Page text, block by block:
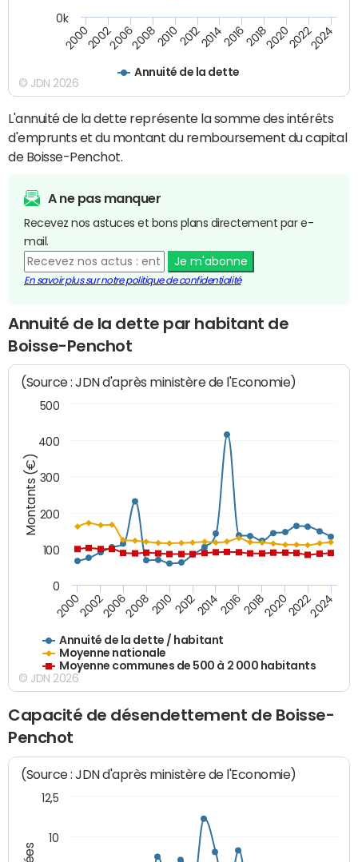
Annuité de la dette
200020022006200820102012201420162018202020222024
0k
© JDN 2026
L'annuité de la dette représente la somme des intérêts
d'emprunts et du montant du remboursement du capital
de Boisse-Penchot.
A ne pas manquer
Recevez nos astuces et bons plans directement par e-
mail.
Je m'abonne
En savoir plus sur notre politique de confidentialité
Annuité de la dette par habitant de
Boisse-Penchot
Montants (€)
(Source : JDN d'après ministère de l'Economie)
Annuité de la dette / habitant
Moyenne nationale
Moyenne communes de 500 à 2 000 habitants
200020022006200820102012201420162018202020222024
0
100
200
300
400
500
© JDN 2026
Capacité de désendettement de Boisse-
Penchot
(Source : JDN d'après ministère de l'Economie)
10
12,5